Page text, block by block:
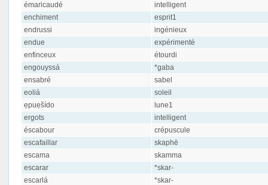
émaricaudé
intelligent
enchiment
esprit1
endrussi
ingénieux
endue
expérimenté
enfinceux
étourdi
engouyssá
*gaba
ensabré
sabel
eoliá
soleil
ẹpuẹšído
lune1
ergots
intelligent
éscabour
crépuscule
escafaillar
skaphē
escama
skamma
escarar
*skar-
escarlá
*skar-